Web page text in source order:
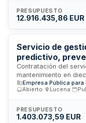
eléctricos, de
equipamiento
vigencia del
garantizar la
equipos médicos del
PRESUPUESTO
12.916.435,86 EUR
Servicio de
predictivo,
centros de
Gestión del
Contratación del
mantenimiento en
Pública para la
Andalucía. El servicio
preventivo mediante
y mantenimiento
Abierto
Lucena
PRESUPUESTO
1.403.073,59 EUR